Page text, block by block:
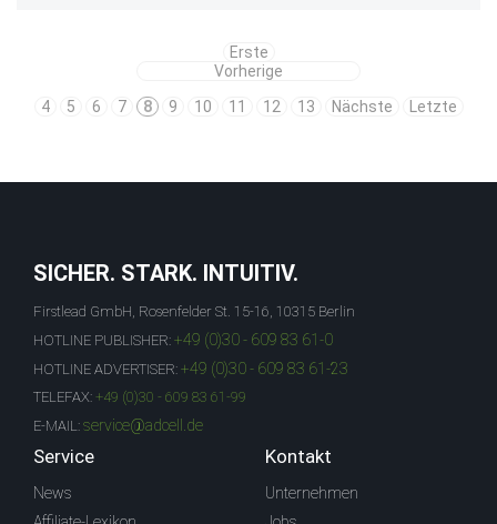
Erste
Vorherige
4
5 6 7 8 9 10 11 12 13 Nächste Letzte
SICHER. STARK. INTUITIV.
Firstlead GmbH, Rosenfelder St. 15-16, 10315 Berlin
HOTLINE PUBLISHER: +49 (0)30 - 609 83 61-0
HOTLINE ADVERTISER: +49 (0)30 - 609 83 61-23
TELEFAX: +49 (0)30 - 609 83 61-99
E-MAIL: service@adcell.de
Service
News
Kontakt
Unternehmen